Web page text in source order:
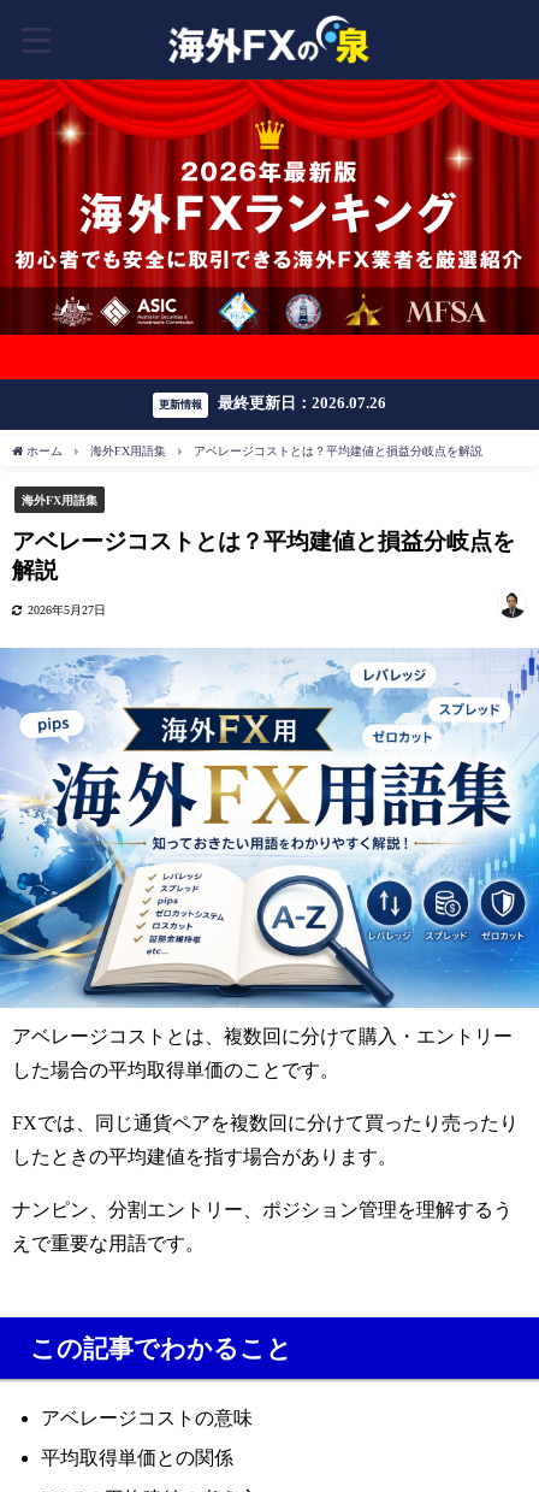
更新情報 最終更新日：2026.07.26
ホーム 海外FX用語集 アベレージコストとは？平均建値と損益分岐点を解説
海外FX用語集
アベレージコストとは？平均建値と損益分岐点を
解説
2026年5月27日
アベレージコストとは、複数回に分けて購入・エントリー
した場合の平均取得単価のことです。
FXでは、同じ通貨ペアを複数回に分けて買ったり売ったり
したときの平均建値を指す場合があります。
ナンピン、分割エントリー、ポジション管理を理解するう
えで重要な用語です。
この記事でわかること
アベレージコストの意味
平均取得単価との関係